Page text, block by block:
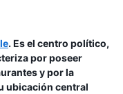
. Es el centro político,
por poseer
y por la
ubicación central